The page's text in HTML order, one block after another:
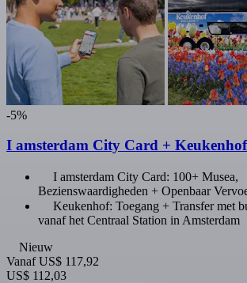
-5%
I amsterdam City Card + Keukenhof
I amsterdam City Card: 100+ Musea,
Bezienswaardigheden + Openbaar
Keukenhof: Toegang + Transfer met
vanaf het Centraal Station in Amsterdam
Nieuw
Vanaf US$ 117,92
US$ 112,03